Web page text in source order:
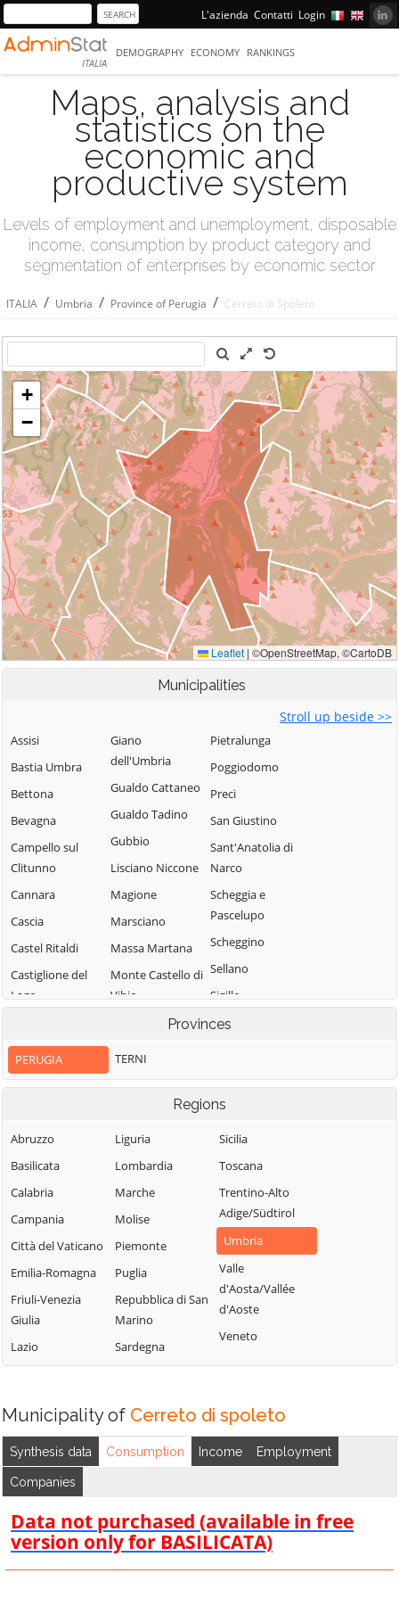
L'azienda Contatti Login
ITALIA
DEMOGRAPHY ECONOMY RANKINGS
Maps, analysis and
statistics on the
economic and
productive system
Levels of employment and unemployment, disposable
income, consumption by product category and
segmentation of enterprises by economic sector
ITALIA / Umbria / Province of Perugia / Cerreto di Spoleto
Municipalities
Stroll up beside >>
Assisi
Bastia Umbra
Bettona
Bevagna
Campello sul
Clitunno
Cannara
Cascia
Castel Ritaldi
Castiglione del
Lago
Spoleto
Citerna
Deruta
Fossato di Vico
Fratta Todina
Giano
dell'Umbria
Gualdo Cattaneo
Gualdo Tadino
Gubbio
Lisciano Niccone
Magione
Marsciano
Massa Martana
Monte Castello di
Vibio
Monte Santa
Monteleone di
Montone
Nocera Umbra
Norcia
Paciano
Panicale
Passignano sul
Trasimeno
Perugia
Piegaro
Pietralunga
Poggiodomo
Preci
San Giustino
Sant'Anatolia di
Narco
Scheggia e
Pascelupo
Scheggino
Sellano
Sigillo
Spello
Torgiano
Valfabbrica
Vallo di Nera
Valtopina
Provinces
PERUGIA TERNI
Regions
Abruzzo
Basilicata
Calabria
Campania
Città del Vaticano
Emilia-Romagna
Friuli-Venezia
Giulia
Lazio
Liguria
Lombardia
Marche
Molise
Piemonte
Puglia
Repubblica di San
Marino
Sardegna
Sicilia
Toscana
Trentino-Alto
Adige/Südtirol
Umbria
Valle
d'Aosta/Vallée
d'Aoste
Veneto
Municipality of Cerreto di spoleto
Synthesis data Consumption Income Employment
Companies
Data not purchased (available in free
version only for BASILICATA)